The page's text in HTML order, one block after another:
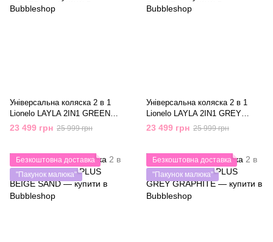
Універсальна коляска 2 в 1
Lionelo LAYLA 2IN1 GREEN
FOREST
23 499 грн 25 999 грн
Універсальна коляска 2 в 1
Lionelo LAYLA 2IN1 GREY
STONE
23 499 грн 25 999 грн
Безкоштовна доставка
"Пакунок малюка"
Безкоштовна доставка
"Пакунок малюка"